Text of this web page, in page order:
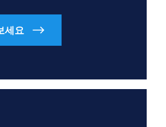
세요